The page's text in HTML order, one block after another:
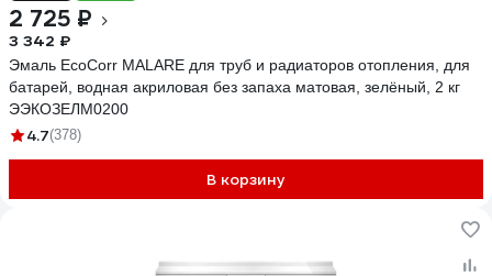
2 725 ₽
3 342 ₽
Эмаль EcoCorr MALARE для труб и радиаторов отопления, для
батарей, водная акриловая без запаха матовая, зелёный, 2 кг
ЭЭКОЗЕЛМ0200
4.7(378)
В корзину